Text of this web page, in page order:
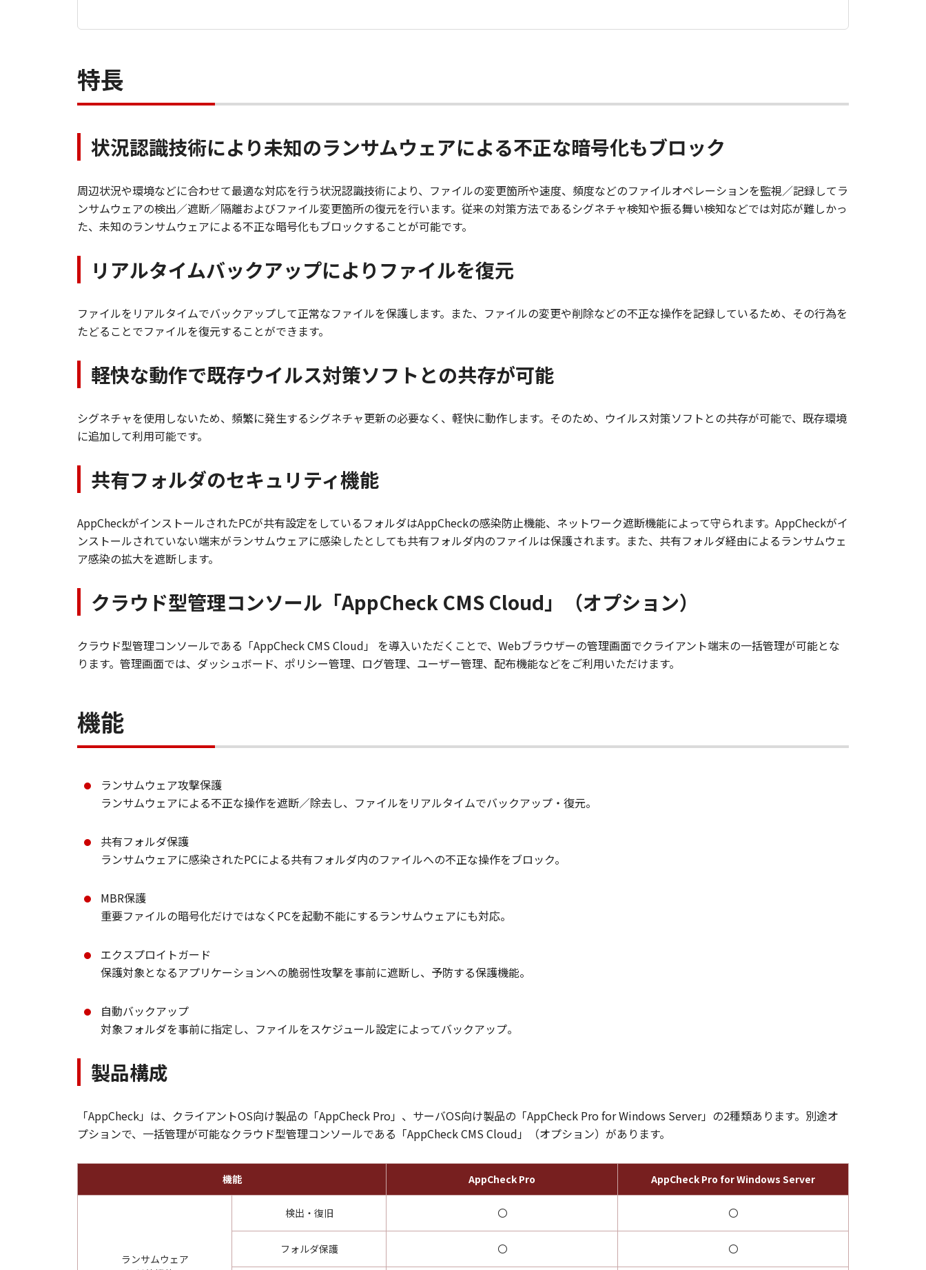
特長
状況認識技術により未知のランサムウェアによる不正な暗号化もブロック
周辺状況や環境などに合わせて最適な対応を行う状況認識技術により、ファイルの変更箇所や速度、頻度などのファイルオペレーションを監視／記録してラ
ンサムウェアの検出／遮断／隔離およびファイル変更箇所の復元を行います。従来の対策方法であるシグネチャ検知や振る舞い検知などでは対応が難しかっ
た、未知のランサムウェアによる不正な暗号化もブロックすることが可能です。
リアルタイムバックアップによりファイルを復元
ファイルをリアルタイムでバックアップして正常なファイルを保護します。また、ファイルの変更や削除などの不正な操作を記録しているため、その行為を
たどることでファイルを復元することができます。
軽快な動作で既存ウイルス対策ソフトとの共存が可能
シグネチャを使用しないため、頻繁に発生するシグネチャ更新の必要なく、軽快に動作します。そのため、ウイルス対策ソフトとの共存が可能で、既存環境
に追加して利用可能です。
共有フォルダのセキュリティ機能
AppCheckがインストールされたPCが共有設定をしているフォルダはAppCheckの感染防止機能、ネットワーク遮断機能によって守られます。AppCheckがイ
ンストールされていない端末がランサムウェアに感染したとしても共有フォルダ内のファイルは保護されます。また、共有フォルダ経由によるランサムウェ
ア感染の拡大を遮断します。
クラウド型管理コンソール「AppCheck CMS Cloud」（オプション）
クラウド型管理コンソールである「AppCheck CMS Cloud」 を導入いただくことで、Webブラウザーの管理画面でクライアント端末の一括管理が可能とな
ります。管理画面では、ダッシュボード、ポリシー管理、ログ管理、ユーザー管理、配布機能などをご利用いただけます。
機能
ランサムウェア攻撃保護
ランサムウェアによる不正な操作を遮断／除去し、ファイルをリアルタイムでバックアップ・復元。
共有フォルダ保護
ランサムウェアに感染されたPCによる共有フォルダ内のファイルへの不正な操作をブロック。
MBR保護
重要ファイルの暗号化だけではなくPCを起動不能にするランサムウェアにも対応。
エクスプロイトガード
保護対象となるアプリケーションへの脆弱性攻撃を事前に遮断し、予防する保護機能。
自動バックアップ
対象フォルダを事前に指定し、ファイルをスケジュール設定によってバックアップ。
製品構成
「AppCheck」は、クライアントOS向け製品の「AppCheck Pro」、サーバOS向け製品の「AppCheck Pro for Windows Server」の2種類あります。別途オ
プションで、一括管理が可能なクラウド型管理コンソールである「AppCheck CMS Cloud」（オプション）があります。
機能 AppCheck Pro AppCheck Pro for Windows Server
ランサムウェア
検出・復旧 〇 〇
フォルダ保護 〇 〇